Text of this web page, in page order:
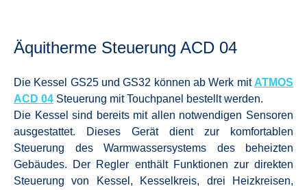
Äquitherme Steuerung ACD 04
Die Kessel GS25 und GS32 können ab Werk mit ATMOS
ACD 04 Steuerung mit Touchpanel bestellt werden.
Die Kessel sind bereits mit allen notwendigen Sensoren
ausgestattet. Dieses Gerät dient zur komfortablen
Steuerung des Warmwassersystems des beheizten
Gebäudes. Der Regler enthält Funktionen zur direkten
Steuerung von Kessel, Kesselkreis, drei Heizkreisen,